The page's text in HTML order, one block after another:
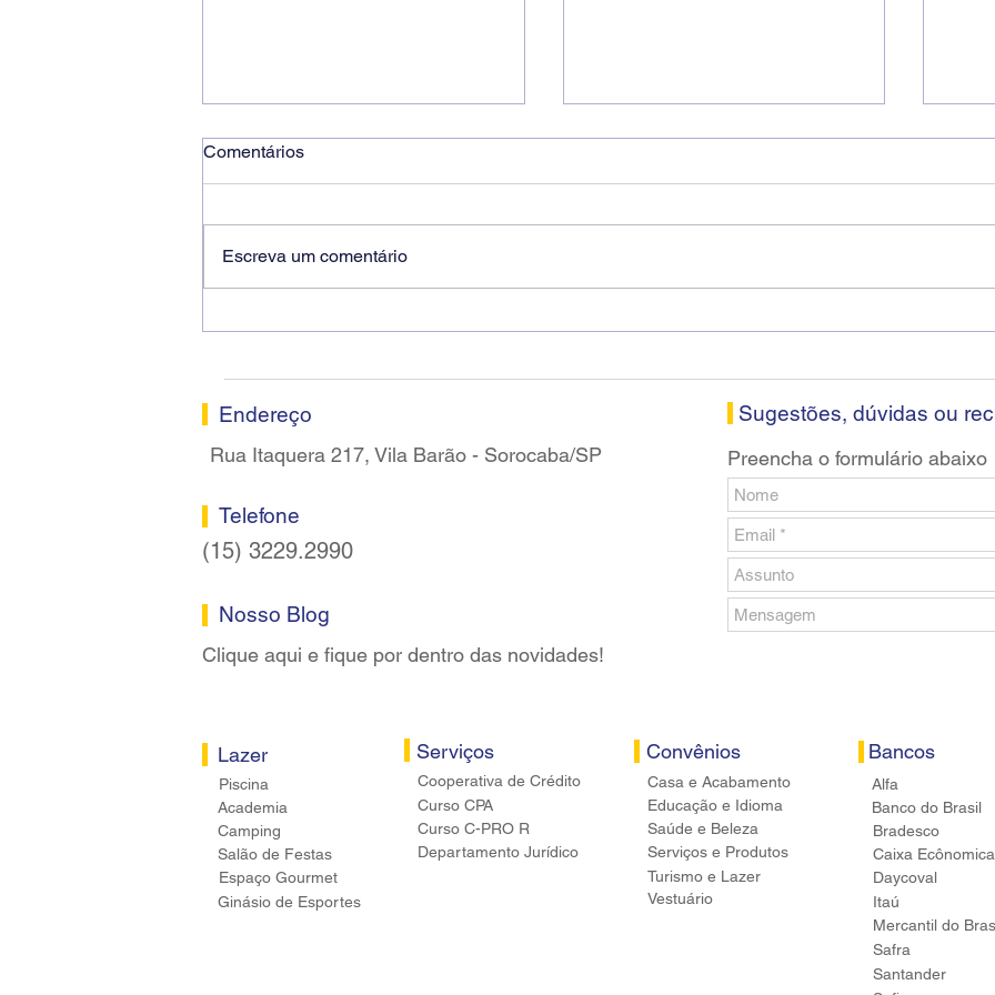
Comentários
Escreva um comentário
Endereço
Rua Itaquera 217, Vila Barão - Sorocaba/SP
Telefone
(15) 3229.2990
Nosso Blog
Clique aqui e fique por dentro das novidades!
Lazer
Piscina
Academia
Camping
Salão de Festas
Espaço Gourmet
Ginásio de Esportes
Serviços
Cooperativa de Crédito
Curso CPA
Curso C-PRO R
Departamento Jurídico
Sugestões, dúvidas ou
Preencha o formulário abaixo
Convênios
Casa e Acabamento
Educação e Idioma
Saúde e Beleza
Serviços e Produtos
Turismo e Lazer
Vestuário
Bancos
Alfa
Banco do Brasil
Bradesco
Caixa
Daycoval
Itaú
Mercantil do
Safra
Santander